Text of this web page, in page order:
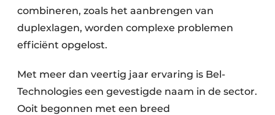
combineren, zoals het aanbrengen van
duplexlagen, worden complexe problemen
efficiënt opgelost.
Met meer dan veertig jaar ervaring is Bel-
Technologies een gevestigde naam in de sector.
Ooit begonnen met een breed